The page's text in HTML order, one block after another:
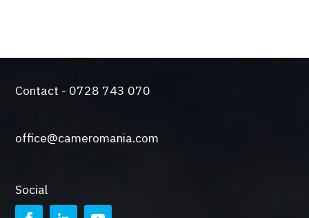
Contact - 0728 743 070
office@cameromania.com
Social